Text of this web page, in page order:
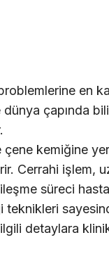
en
çapında
çene kemiğine
Cerrahi işlem,
süreci
teknikleri
detaylara